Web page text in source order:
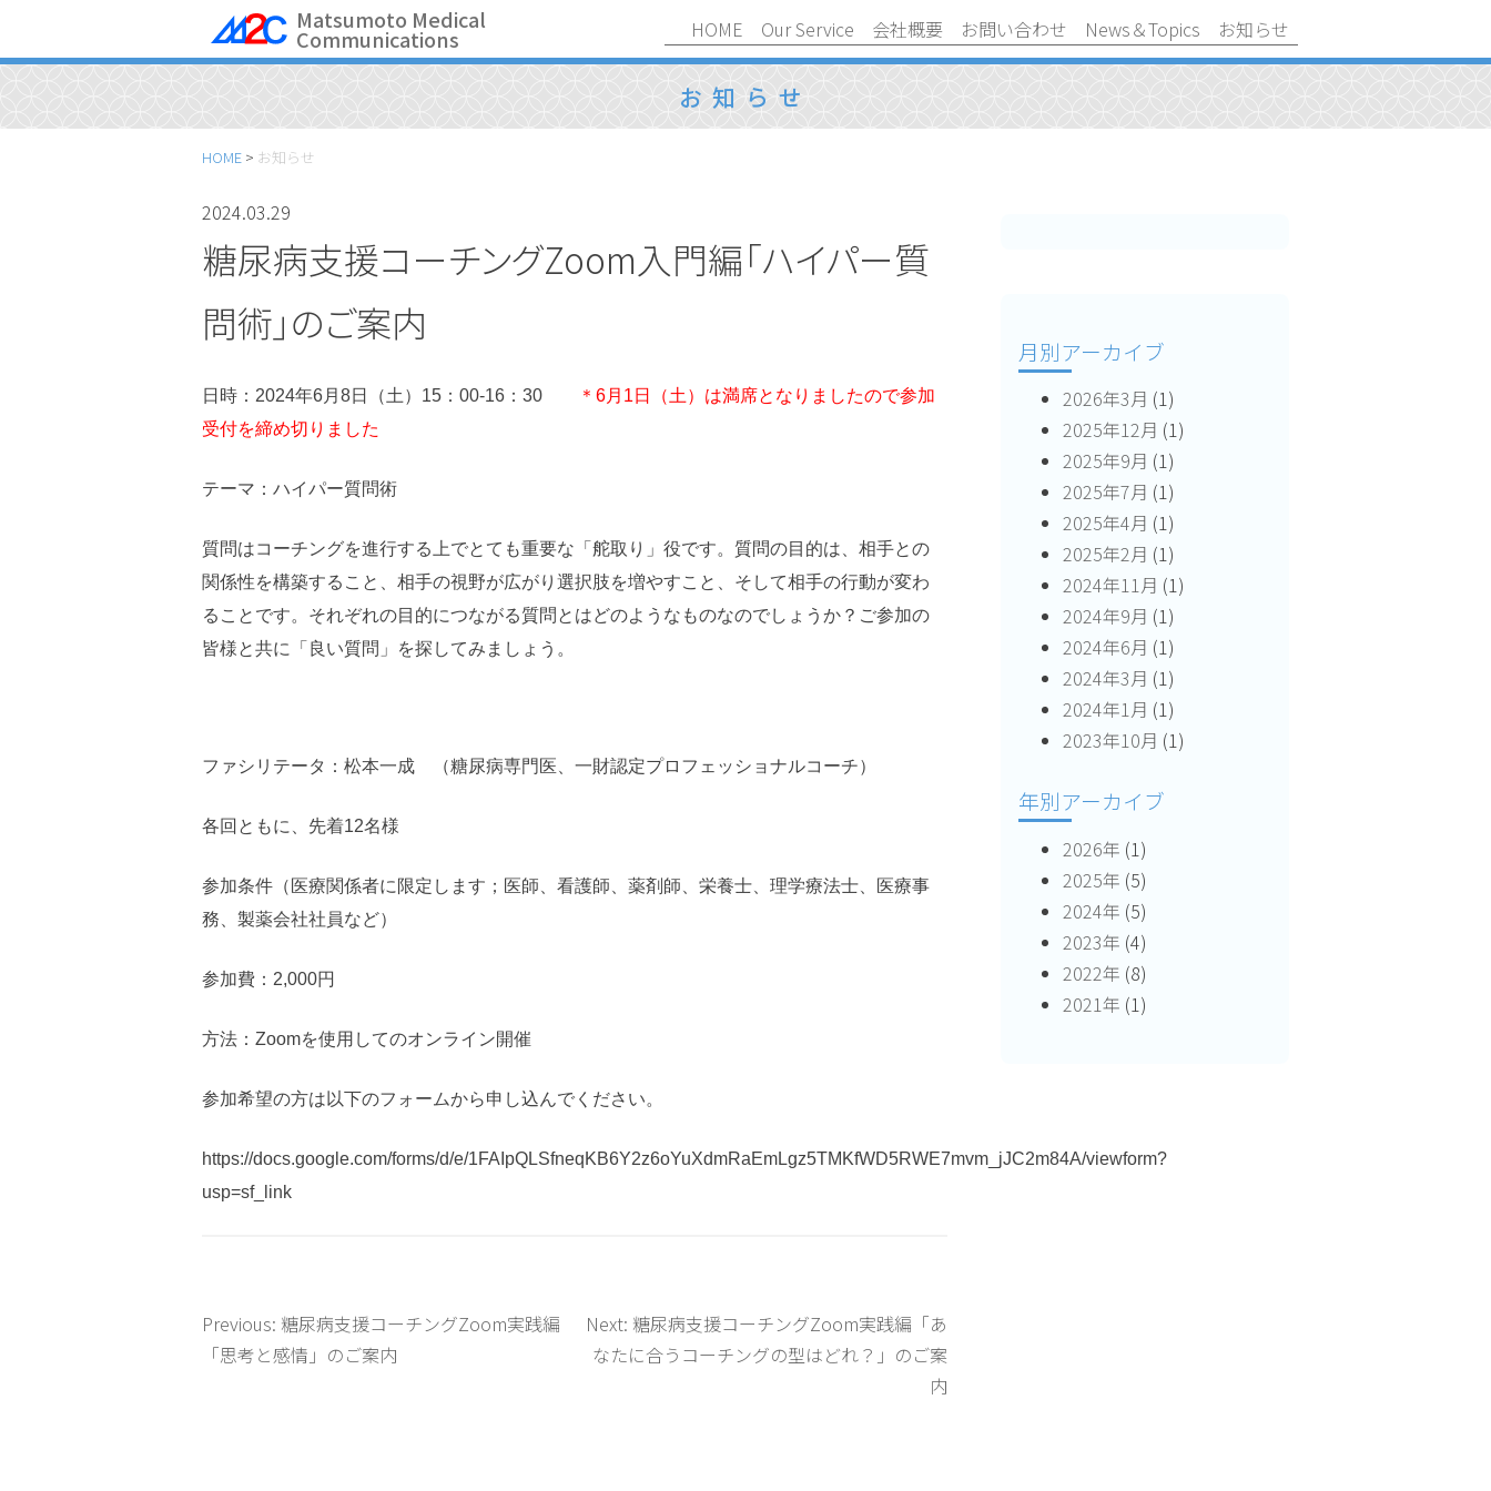
Matsumoto Medical
Communications HOME Our Service 会社概要 お問い合わせ News＆Topics お知らせ
お知らせ
HOME > お知らせ
2024.03.29
糖尿病支援コーチングZoom入門編「ハイパー質
問術」のご案内
日時：2024年6月8日（土）15：00-16：30
＊6月1日（土）は満席となりましたので参加
受付を締め切りました
テーマ：ハイパー質問術
質問はコーチングを進行する上でとても重要な「舵取り」役です。質問の目的は、相手との
関係性を構築すること、相手の視野が広がり選択肢を増やすこと、そして相手の行動が変わ
ることです。それぞれの目的につながる質問とはどのようなものなのでしょうか？ご参加の
皆様と共に「良い質問」を探してみましょう。
ファシリテータ：松本一成 （糖尿病専門医、一財認定プロフェッショナルコーチ）
各回ともに、先着12名様
参加条件（医療関係者に限定します；医師、看護師、薬剤師、栄養士、理学療法士、医療事
務、製薬会社社員など）
参加費：2,000円
方法：Zoomを使用してのオンライン開催
参加希望の方は以下のフォームから申し込んでください。
https://docs.google.com/forms/d/e/1FAIpQLSfneqKB6Y2z6oYuXdmRaEmLgz5TMKfWD5RWE7mvm_jJC2m84A/viewform?
usp=sf_link
投
Previous: 糖尿病支援コーチングZoom実践編
「思考と感情」のご案内
Next: 糖尿病支援コーチングZoom実践編「あ
なたに合うコーチングの型はどれ？」のご案
内
月別アーカイブ
2026年3月 (1)
2025年12月 (1)
2025年9月 (1)
2025年7月 (1)
2025年4月 (1)
2025年2月 (1)
2024年11月 (1)
2024年9月 (1)
2024年6月 (1)
2024年3月 (1)
2024年1月 (1)
2023年10月 (1)
年別アーカイブ
2026年 (1)
2025年 (5)
2024年 (5)
2023年 (4)
2022年 (8)
2021年 (1)